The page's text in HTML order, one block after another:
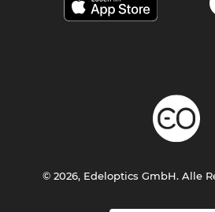
© 2026, Edeloptics GmbH. Alle